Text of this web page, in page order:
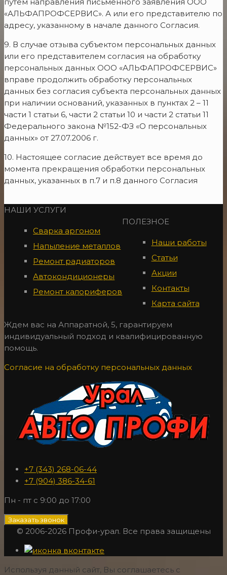
«АЛЬФАПРОФСЕРВИС». А или его представителю по
адресу, указанному в начале данного Согласия.
9. В случае отзыва субъектом персональных данных
или его представителем согласия на обработку
персональных данных ООО «АЛЬФАПРОФСЕРВИС»
вправе продолжить обработку персональных
данных без согласия субъекта персональных данных
при наличии оснований, указанных в пунктах 2 – 11
части 1 статьи 6, части 2 статьи 10 и части 2 статьи 11
Федерального закона №152-ФЗ «О персональных
данных» от 27.07.2006 г.
10. Настоящее согласие действует все время до
момента прекращения обработки персональных
данных, указанных в п.7 и п.8 данного Согласия
НАШИ УСЛУГИ
Сварка аргоном
Напыление металлов
Ремонт радиаторов
Автокондиционеры
Ремонт калориферов
ПОЛЕЗНОЕ
Наши работы
Статьи
Акции
Контакты
Карта сайта
Ждем вас на Аппаратной, 5, гарантируем
индивидуальный подход и квалифицированную
помощь.
Согласие на обработку персональных данных
+7 (343) 268-06-44
+7 (904) 386-34-61
Пн - пт с 9:00 до 17:00
Заказать звонок
© 2006-2026 Профи-урал. Все права защищены
Используя данный сайт, Вы соглашаетесь с